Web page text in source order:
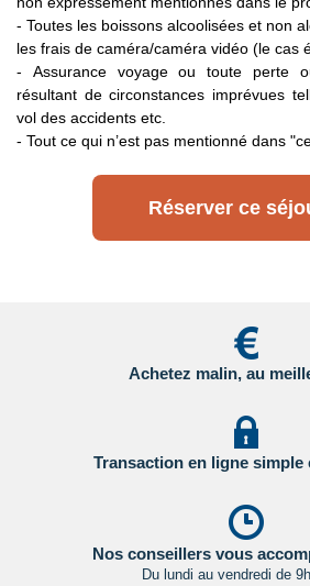
respecter se trouvent sur le site du
Cliquant ici.
Transit par la Grande Bretagne, les
des formalités spécifiques s'appliquent.
consulter les sites ci-dessous pour plus
il est préférable de vous
l’ambassade du pays de destination et
susceptibles de changer entre
départ, nous vous recommandons
régulièrement le site du ministère des
- Toutes les boissons alcoolisées et non
les frais de caméra/caméra vidéo (le cas
- Assurance voyage ou toute perte
résultant de circonstances imprévues
vol des accidents etc.
- Tout ce qui n’est pas mentionné dans
Réserver ce
Achetez malin, au
Transaction en ligne simple
Nos conseillers vous
Du lundi au vendredi de